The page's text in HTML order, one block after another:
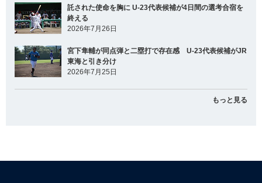
託された使命を胸に U-23代表候補が4日間の選考合宿を
終える
2026年7月26日
宮下隼輔が同点弾と二塁打で存在感 U-23代表候補がJR
東海と引き分け
2026年7月25日
もっと見る